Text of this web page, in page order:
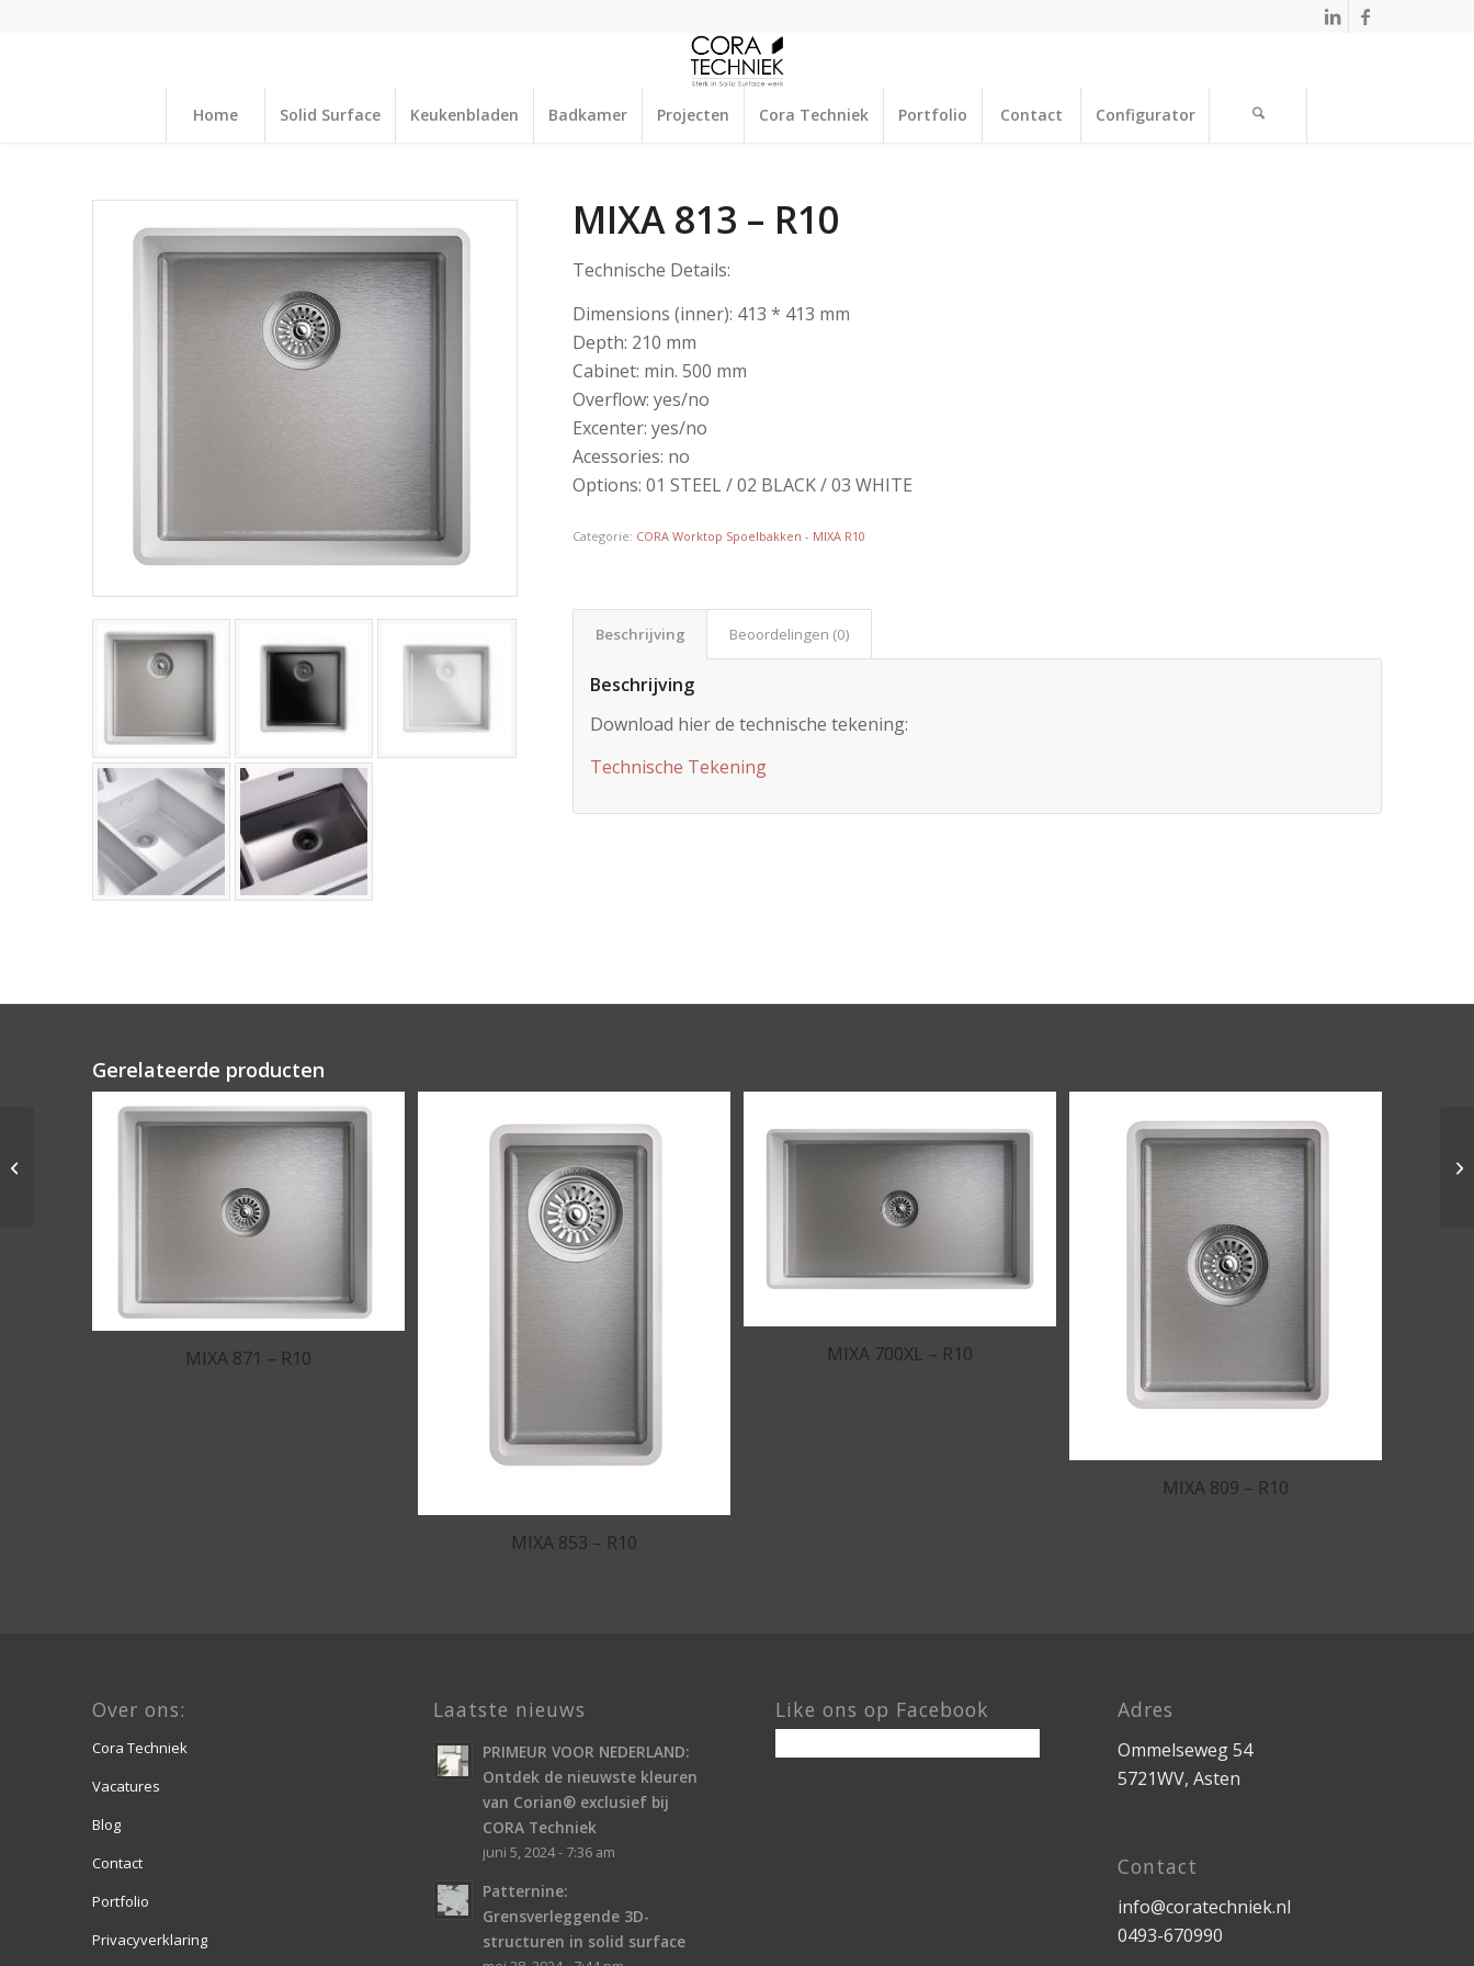
Home Solid Surface Keukenbladen Badkamer Projecten Cora Techniek Portfolio Contact Configurator
MIXA 813 – R10
Technische Details:
Dimensions (inner): 413 * 413 mm
Depth: 210 mm
Cabinet: min. 500 mm
Overflow: yes/no
Excenter: yes/no
Acessories: no
Options: 01 STEEL / 02 BLACK / 03 WHITE
Categorie: CORA Worktop Spoelbakken - MIXA R10
Beschrijving Beoordelingen (0)
Beschrijving
Download hier de technische tekening:
Technische Tekening
Gerelateerde producten
MIXA 871 – R10
MIXA 853 – R10
MIXA 700XL – R10
MIXA 809 – R10
Over ons:
Cora Techniek
Vacatures
Blog
Contact
Portfolio
Privacyverklaring
Laatste nieuws
PRIMEUR VOOR NEDERLAND:
Ontdek de nieuwste kleuren
van Corian® exclusief bij
CORA Techniek
juni 5, 2024 - 7:36 am
Patternine:
Grensverleggende 3D-
structuren in solid surface
Like ons op Facebook Adres
Ommelseweg 54
5721WV, Asten
Contact
info@coratechniek.nl
0493-670990